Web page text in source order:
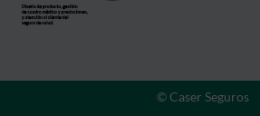
© Caser Seguros